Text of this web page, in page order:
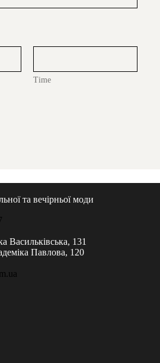
Time
та вечірньої моди
Васильківська, 131
Павлова, 120